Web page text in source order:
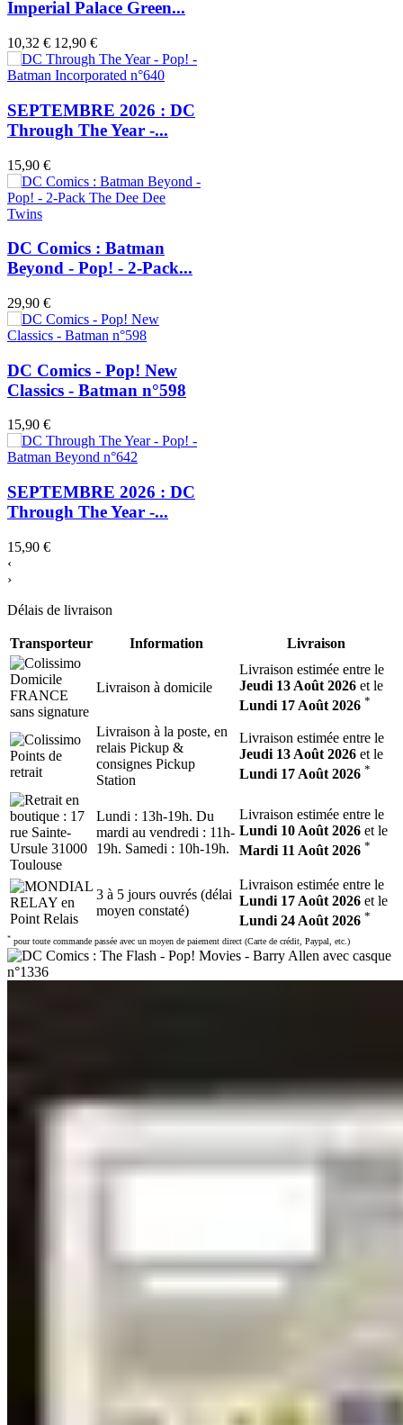
Imperial Palace Green...
10,32 € 12,90 €
SEPTEMBRE 2026 : DC
Through The Year -...
15,90 €
DC Comics : Batman
Beyond - Pop! - 2-Pack...
29,90 €
DC Comics - Pop! New
Classics - Batman n°598
15,90 €
SEPTEMBRE 2026 : DC
Through The Year -...
15,90 €
‹
›
Délais de livraison
Transporteur Information Livraison
Livraison à domicile
Livraison estimée entre le
Jeudi 13 Août 2026 et le
Lundi 17 Août 2026 *
Livraison à la poste, en
relais Pickup &
consignes Pickup
Station
Livraison estimée entre le
Jeudi 13 Août 2026 et le
Lundi 17 Août 2026 *
Lundi : 13h-19h. Du
mardi au vendredi : 11h-
19h. Samedi : 10h-19h.
Livraison estimée entre le
Lundi 10 Août 2026 et le
Mardi 11 Août 2026 *
3 à 5 jours ouvrés (délai
moyen constaté)
Livraison estimée entre le
Lundi 17 Août 2026 et le
Lundi 24 Août 2026 *
* pour toute commande passée avec un moyen de paiement direct (Carte de crédit, Paypal, etc.)